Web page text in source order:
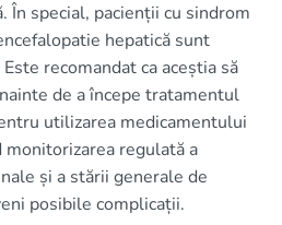
În special, pacienții cu sindrom
hepatică sunt
recomandat ca aceștia să
de a începe tratamentul
utilizarea medicamentului
regulată a
și a stării generale de
posibile complicații.